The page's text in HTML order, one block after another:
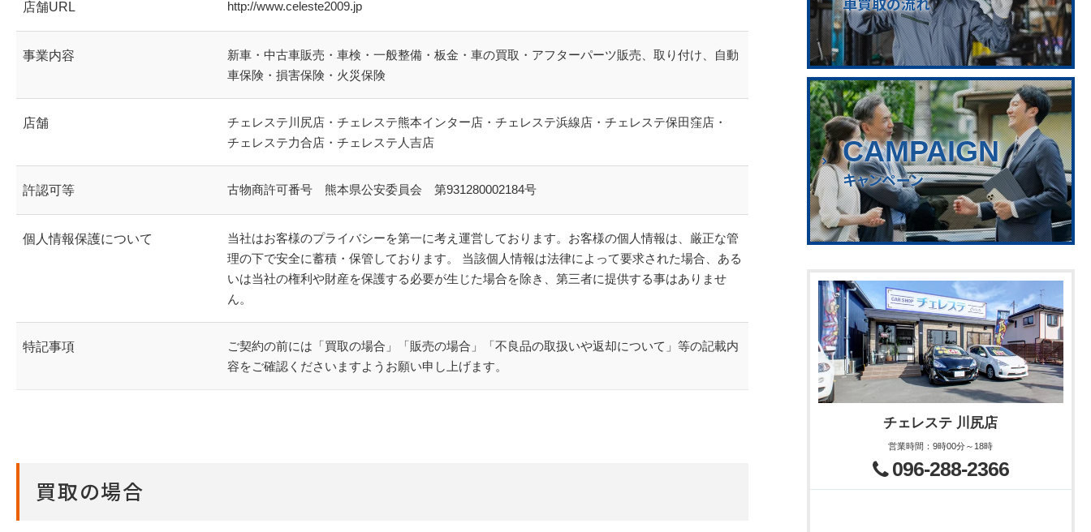
店舗URL http://www.celeste2009.jp
事業内容
新車・中古車販売・車検・一般整備・板金・車の買取・アフターパーツ販売、取り付け、自動
車保険・損害保険・火災保険
店舗
チェレステ川尻店・チェレステ熊本インター店・チェレステ浜線店・チェレステ保田窪店・
チェレステ力合店・チェレステ人吉店
許認可等 古物商許可番号 熊本県公安委員会 第931280002184号
個人情報保護について
当社はお客様のプライバシーを第一に考え運営しております。お客様の個人情報は、厳正な管
理の下で安全に蓄積・保管しております。 当該個人情報は法律によって要求された場合、ある
いは当社の権利や財産を保護する必要が生じた場合を除き、第三者に提供する事はありませ
ん。
特記事項
ご契約の前には「買取の場合」「販売の場合」「不良品の取扱いや返却について」等の記載内
容をご確認くださいますようお願い申し上げます。
買取の場合
CAMPAIGN
キャンペーン
チェレステ 川尻店
営業時間 ：9時00分～18時
096-288-2366